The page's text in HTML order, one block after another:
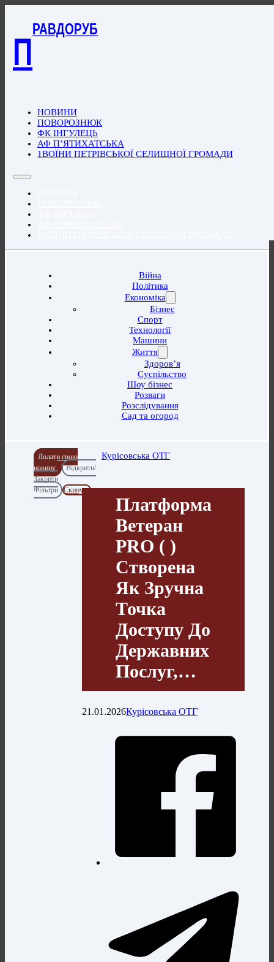
П
РАВДОРУБ
НОВИНИ
ПОВОРОЗНЮК
ФК ІНГУЛЕЦЬ
АФ П’ЯТИХАТСЬКА
1ВОЇНИ ПЕТРІВСЬКОЇ СЕЛИЩНОЇ ГРОМАДИ
Війна
Політика
Економіка
Бізнес
Спорт
Технології
Машини
Життя
Здоров’я
Суспільство
Шоу бізнес
Розваги
Розслідування
Сад та огород
Додати свою
новину
Відкрити/
Закрити
Фільтри
Скинути
Курісовська ОТГ
Платформа
Ветеран
PRO ( )
Створена
Як Зручна
Точка
Доступу До
Державних
Послуг,…
21.01.2026Курісовська ОТГ